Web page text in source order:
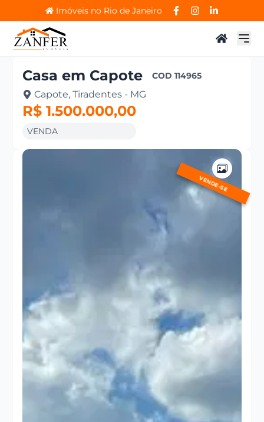
Imóveis no Rio de Janeiro
Casa em Capote COD114965
Capote, Tiradentes - MG
R$ 1.500.000,00
VENDA
VENDE-SE